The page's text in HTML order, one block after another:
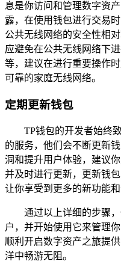
息是你访问和管理数字资
露，在使用钱包进行交易
公共无线网络的安全性相
应避免在公共无线网络下
等，建议在进行重要操作
可靠的家庭无线网络。
定期更新钱包
TP钱包的开发者始终
的服务，他们会不断更新
洞和提升用户体验，建议
并及时进行更新，更新钱
让你享受到更多的新功能和
通过以上详细的步骤
户，并开始使用它来管理
顺利开启数字资产之旅提
洋中畅游无阻。